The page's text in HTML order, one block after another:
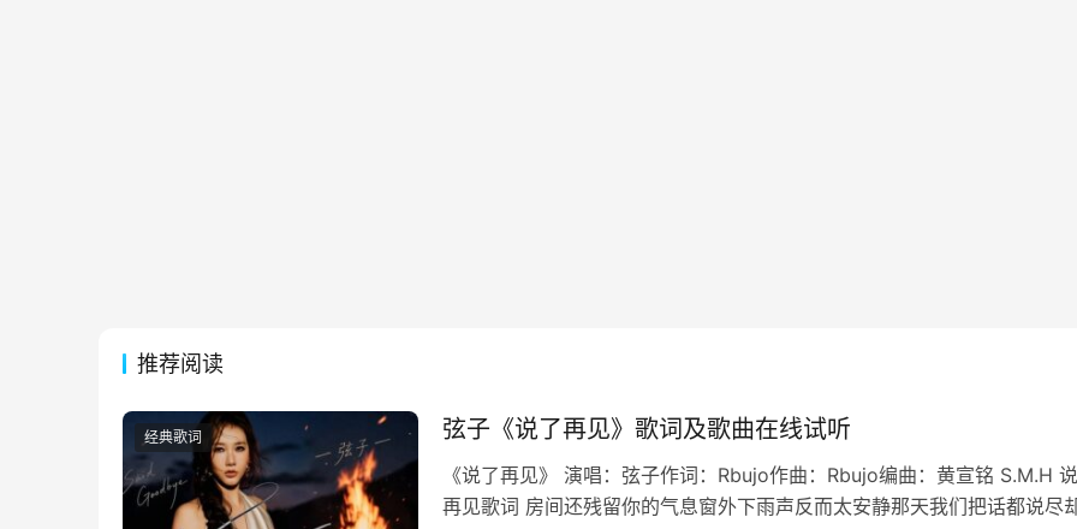
推荐阅读
经典歌词 弦子《说了再见》歌词及歌曲在线试听
《说了再见》 演唱：弦子作词：Rbujo作曲：Rbujo编曲：黄宣铭 S.M.H
再见歌词 房间还残留你的气息窗外下雨声反而太安静那天我们把话都说尽